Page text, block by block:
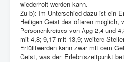
wiederholt werden kann.
Zu b): Im Unterschied dazu ist ein
Heiligen Geist des öfteren möglich,
Personenkreises von Apg 2,4 und
mit 4,8; 9,17 mit 13,9; weitere
Erfülltwerden kann zwar mit dem
Geist, was den Erlebniszeitpunkt